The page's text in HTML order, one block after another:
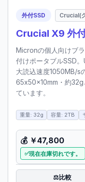
外付SSD Crucial(
Crucial X9 外
Micronの個人向けブ
付けポータブルSSD
大読込速度1050MB/s
65x50x10mm・約32g
ています。
重量: 32g 容量: 2TB
💰 ￥47,800
現在在庫切れです。
⚖️比較